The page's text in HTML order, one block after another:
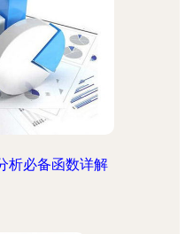
析必备函数详解